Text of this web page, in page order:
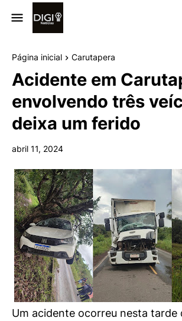
Página inicial Carutapera
Acidente em
envolvendo três
deixa um ferido
abril 11, 2024
Um acidente ocorreu nesta tarde